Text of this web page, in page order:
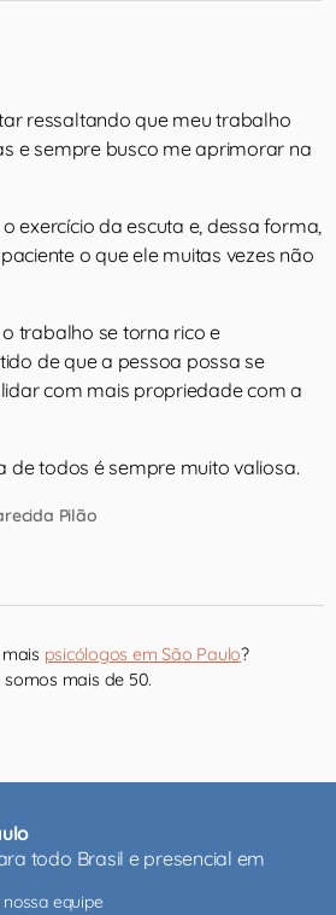
ressaltando que meu trabalho
e sempre busco me aprimorar na
exercício da escuta e, dessa forma,
o que ele muitas vezes não
trabalho se torna rico e
de que a pessoa possa se
com mais propriedade com a
de todos é sempre muito valiosa.
Pilão
psicólogos em São Paulo?
somos mais de 50.
todo Brasil e presencial em
equipe